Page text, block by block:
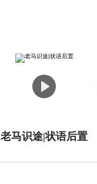
老马识途|状语后置